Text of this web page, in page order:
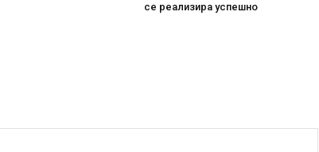
се реализира успешно